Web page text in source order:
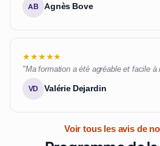
AB Agnès Bove
★★★★★
"Ma formation a été agréable et facile
VD Valérie Dejardin
Voir tous les avis de